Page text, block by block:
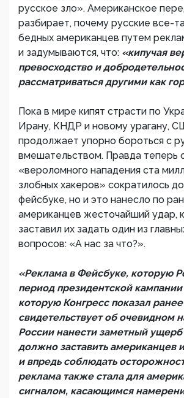
русское зло». Американское
разбирает, почему русские все-
бедных американцев путем
и задумываются, что: «кипучая
превосходство и
рассматриваться другими как
Пока в мире кипят страсти по
Ирану, КНДР и новому урагану,
продолжает упорно бороться с
вмешательством. Правда теперь
«вероломного нападения ста
злобных хакеров» сократилось
фейсбуке, но и это нанесло по
американцев жесточайший удар,
заставил их задать один из
вопросов: «А нас за что?».
«Реклама в Фейсбуке, которую
период президентской
которую Конгресс показал
свидетельствует об очевидном
России нанести заметный
должно заставить американцев
и впредь соблюдать
реклама также стала для
сигналом, касающимся